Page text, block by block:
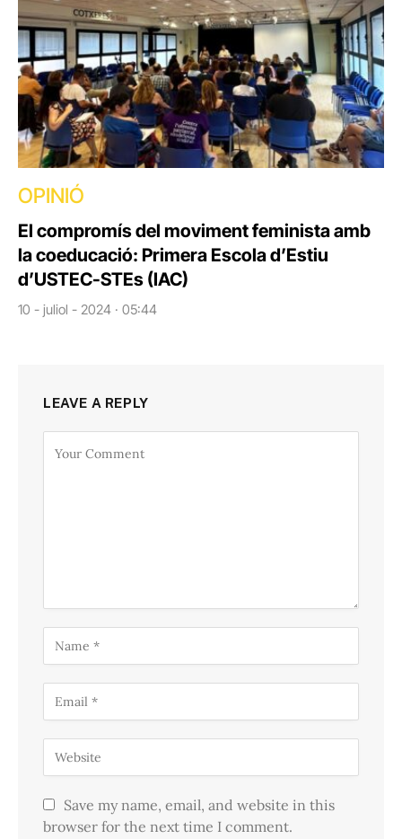
OPINIÓ
El compromís del moviment feminista amb
la coeducació: Primera Escola d’Estiu
d’USTEC-STEs (IAC)
10 - juliol - 2024 · 05:44
LEAVE A REPLY
Save my name, email, and website in this
browser for the next time I comment.